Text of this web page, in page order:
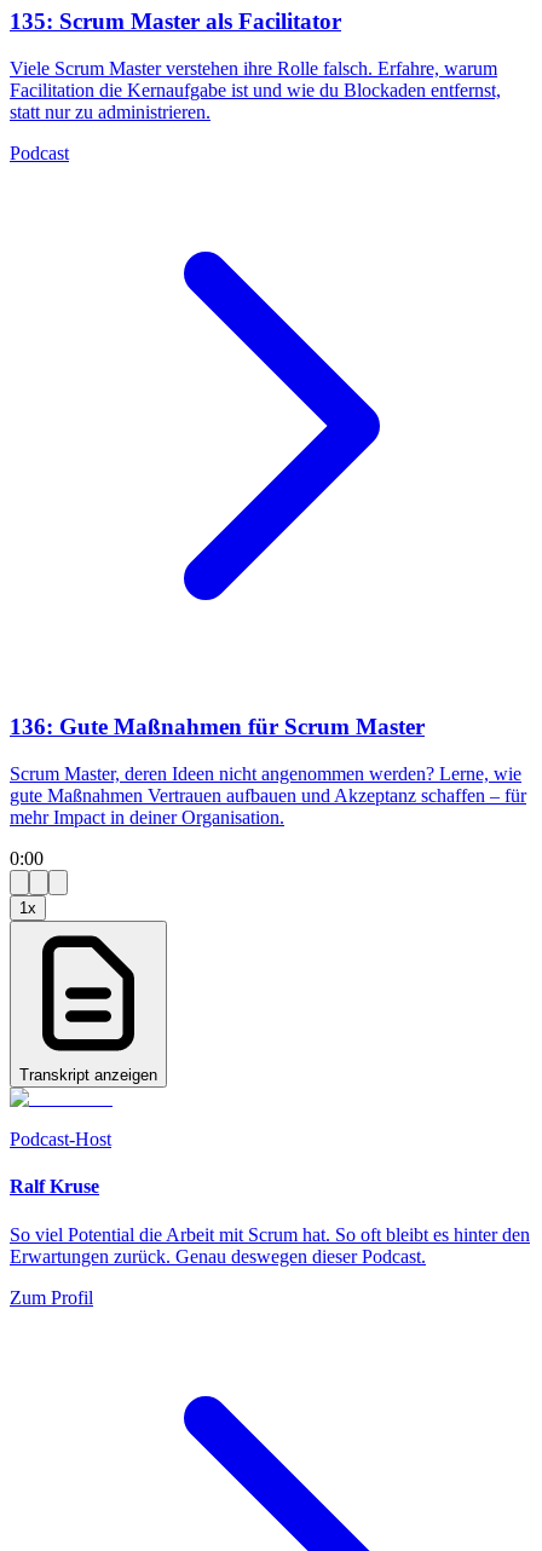
135: Scrum Master als Facilitator
Viele Scrum Master verstehen ihre Rolle falsch. Erfahre, warum
Facilitation die Kernaufgabe ist und wie du Blockaden entfernst,
statt nur zu administrieren.
Podcast
136: Gute Maßnahmen für Scrum Master
Scrum Master, deren Ideen nicht angenommen werden? Lerne, wie
gute Maßnahmen Vertrauen aufbauen und Akzeptanz schaffen – für
mehr Impact in deiner Organisation.
0:00
1x
Transkript anzeigen
Podcast-Host
Ralf Kruse
So viel Potential die Arbeit mit Scrum hat. So oft bleibt es hinter den
Erwartungen zurück. Genau deswegen dieser Podcast.
Zum Profil